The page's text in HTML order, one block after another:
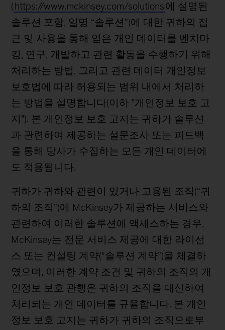
( https://www.mckinsey.com/solutions에 설명된
솔루션 포함, 일명 “솔루션”)에 대한 귀하의 접
근 및 사용을 통해 얻은 개인 데이터를 벤치마
킹, 연구, 개발하고 관련 활동을 수행하기 위해
처리하는 방법, 그리고 관련 데이터 개인정보
보호법에 따라 허용되는 범위 내에서 처리하
는 방법을 설명합니다(이하 "개인정보 보호 고
지"). 본 개인정보 보호 고지는 귀하가 솔루션
과 관련하여 제공하는 설문조사 또는 피드백
을 통해 당사가 수집하는 모든 개인 데이터에
도 적용됩니다.
귀하가 귀하와 관련이 있거나 고용된 조직(“귀
하의 조직”)에 McKinsey가 제공하는 서비스와
관련하여 이러한 솔루션에 액세스하는 경우,
McKinsey는 전문 서비스 제공에 대한 라이선
스 또는 컨설팅 계약(“솔루션 계약”)을 체결하
였으며, 이러한 계약 조건 및 귀하의 조직의 개
인정보 보호 관행은 귀하의 조직을 대신하여
처리되는 개인 데이터를 규율합니다. 본 개인
정보 보호 고지는 귀하가 귀하의 조직으로부